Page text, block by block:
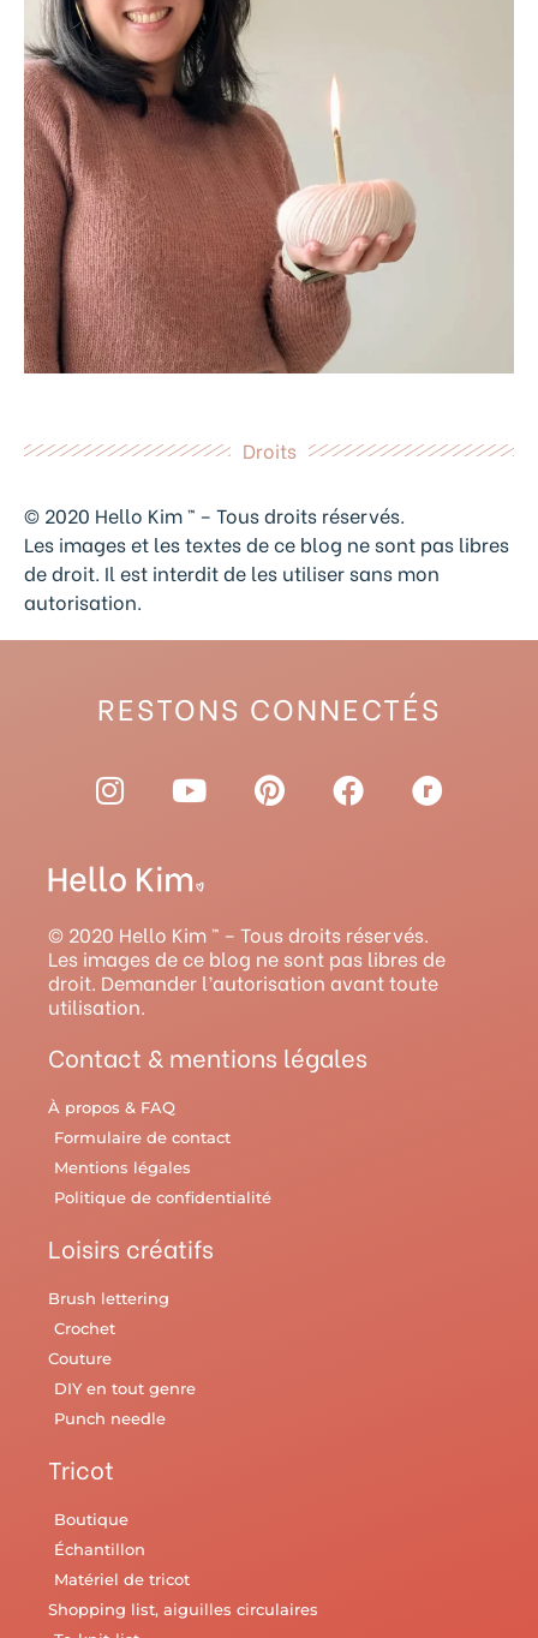
Droits
© 2020 Hello Kim ™ – Tous droits réservés.
Les images et les textes de ce blog ne sont pas libres
de droit. Il est interdit de les utiliser sans mon
autorisation.
RESTONS CONNECTÉS
I
n
t
a
g
r
a
m
Y
o
t
u
b
e
P
i
r
e
s
F
a
o
o
k
R
a
y
© 2020 Hello Kim ™ – Tous droits réservés.
Les images de ce blog ne sont pas libres de
droit. Demander l’autorisation avant toute
utilisation.
Contact & mentions légales
À propos & FAQ
Formulaire de contact
Mentions légales
Politique de confidentialité
Loisirs créatifs
Brush lettering
Crochet
Couture
DIY en tout genre
Punch needle
Tricot
Boutique
Échantillon
Matériel de tricot
Shopping list, aiguilles circulaires